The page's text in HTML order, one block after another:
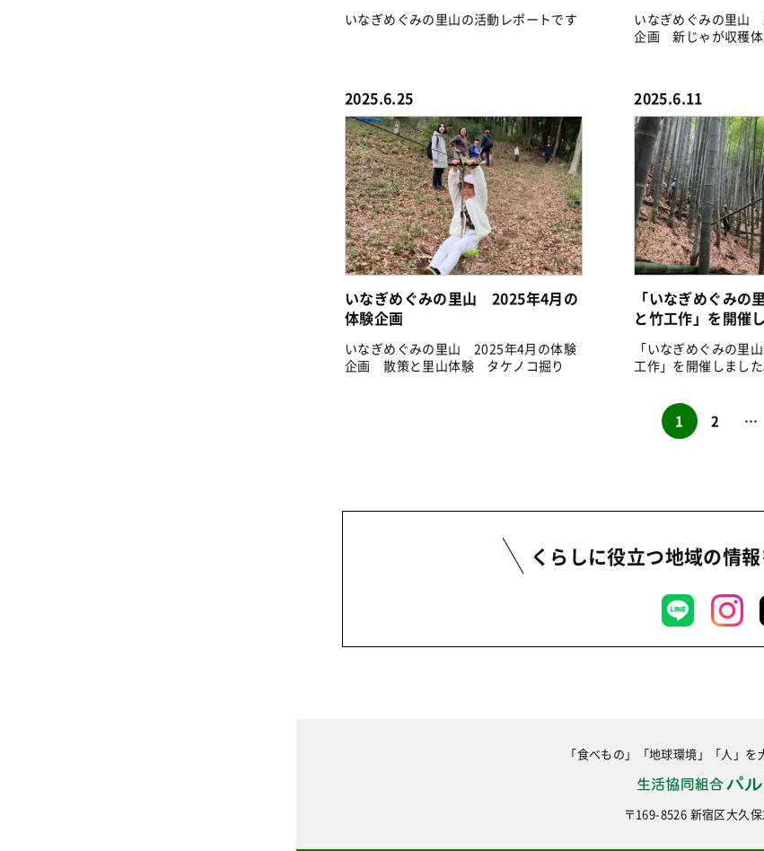
いなぎめぐみの里山の活動レポートです
いなぎめぐみの里山
企画 新じゃが収穫
2025.6.25
いなぎめぐみの里山 2025年4月の
体験企画
いなぎめぐみの里山 2025年4月の体験
企画 散策と里山体験 タケノコ掘り
2025.6.11
「いなぎめぐみの
と竹工作」を開催
「いなぎめぐみの里
工作」を開催しまし
1 2 …
くらしに役立つ地域の情
「食べもの」「地球環境」「人」を
〒169-8526 新宿区大久